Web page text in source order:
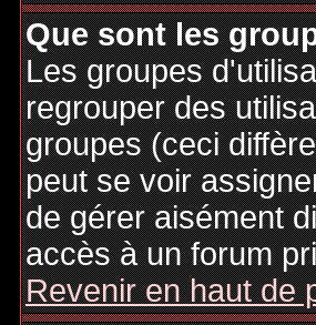
Que sont les
Les groupes
regrouper des
groupes (ceci
peut se voir
de gérer aisément
accès à un forum
Revenir en haut de